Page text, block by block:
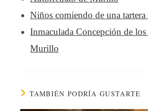
Niños comiendo de una
Inmaculada Concepción de los
Murillo
TAMBIÉN PODRÍA GUSTARTE